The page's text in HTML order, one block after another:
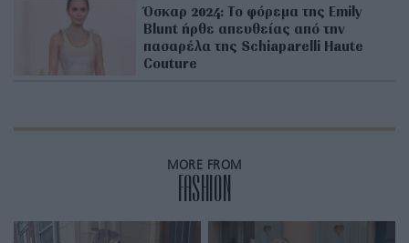
Όσκαρ 2024: Το φόρεμα της Emily
Blunt ήρθε απευθείας από την
πασαρέλα της Schiaparelli Haute
Couture
MORE FROM
FASHION